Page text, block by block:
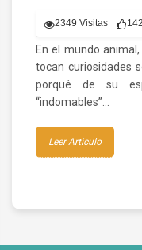
2349 Visitas
En el mundo
tocan curiosidades
porqué de su
“indomables”…
Leer Articulo